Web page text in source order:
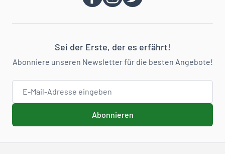
Sei der Erste, der es erfährt!
Abonniere unseren Newsletter für die besten Angebote!
E-Mail-Adresse
Abonnieren